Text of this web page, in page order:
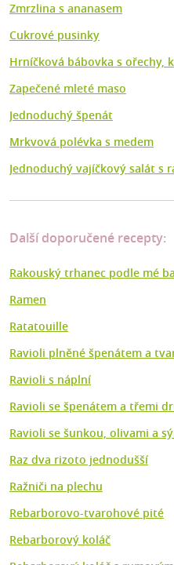
Zmrzlina s ananasem
Cukrové pusinky
Hrníčková bábovka s ořechy,
Zapečené mleté maso
Jednoduchý špenát
Mrkvová polévka s medem
Jednoduchý vajíčkový salát s
Další doporučené recepty:
Rakouský trhanec podle mé
Ramen
Ratatouille
Ravioli plněné špenátem a
Ravioli s náplní
Ravioli se špenátem a třemi
Ravioli se šunkou, olivami a
Raz dva rizoto jednodušší
Ražniči na plechu
Rebarborovo-tvarohové pité
Rebarborový koláč